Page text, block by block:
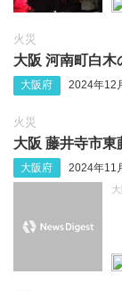
火災
大阪 河南町白木
大阪府 2024年12
火災
大阪 藤井寺市東
大阪府 2024年11